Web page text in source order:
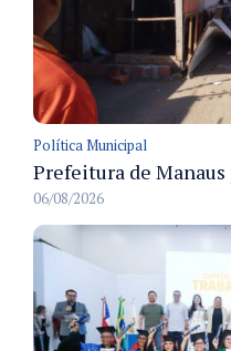
Política Municipal
06/08/2026